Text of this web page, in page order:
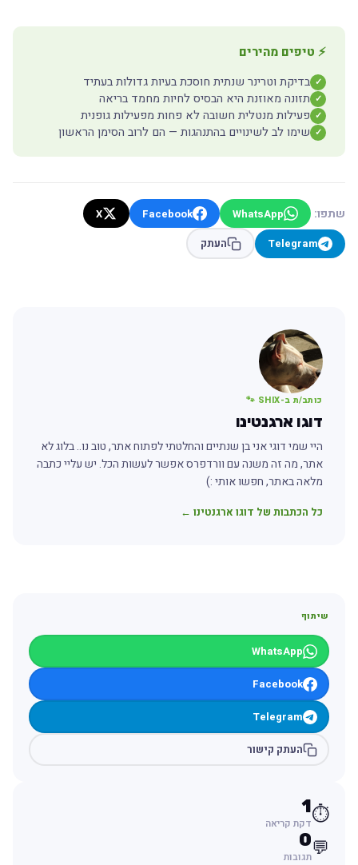
⚡ טיפים מהירים
✓ בדיקת וטרינר שנתית חוסכת בעיות גדולות בעתיד
✓ תזונה מאוזנת היא הבסיס לחיות מחמד בריאה
✓ פעילות מנטלית חשובה לא פחות מפעילות גופנית
✓ שימו לב לשינויים בהתנהגות — הם לרוב הסימן הראשון
שתפו: WhatsApp
Facebook
X
Telegram
העתק
כותב/ת ב-SHIX 🐾
דוגו ארגנטינו
היי שמי דוגי אני בן שנתיים והחלטתי לפתוח אתר, טוב נו.. בלוג לא
אתר, מה זה משנה עם וורדפרס אפשר לעשות הכל. יש עליי כתבה
מלאה באתר, חפשו אותי :)
כל הכתבות של דוגו ארגנטינו ←
שיתוף
WhatsApp
Facebook
Telegram
העתק קישור
⏱️
1
דקת קריאה
💬
0
תגובות